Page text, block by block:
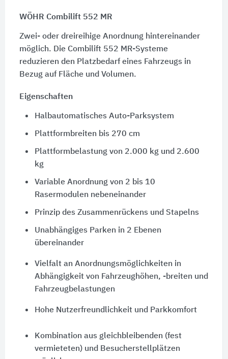
WÖHR Combilift 552 MR
Zwei- oder dreireihige Anordnung hintereinander
möglich. Die Combilift 552 MR-Systeme
reduzieren den Platzbedarf eines Fahrzeugs in
Bezug auf Fläche und Volumen.
Eigenschaften
Halbautomatisches Auto-Parksystem
Plattformbreiten bis 270 cm
Plattformbelastung von 2.000 kg und 2.600
kg
Variable Anordnung von 2 bis 10
Rasermodulen nebeneinander
Prinzip des Zusammenrückens und Stapelns
Unabhängiges Parken in 2 Ebenen
übereinander
Vielfalt an Anordnungsmöglichkeiten in
Abhängigkeit von Fahrzeughöhen, -breiten und
Fahrzeugbelastungen
Hohe Nutzerfreundlichkeit und Parkkomfort
Kombination aus gleichbleibenden (fest
vermieteten) und Besucherstellplätzen